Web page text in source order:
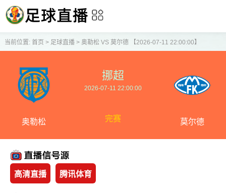
当前位置: 首页 > 足球直播> 奥勒松 VS 莫尔德 【2026-07-11 22:00:00】
奥勒松
挪超
2026-07-11 22:00:00
完赛 莫尔德
高清直播 腾讯体育